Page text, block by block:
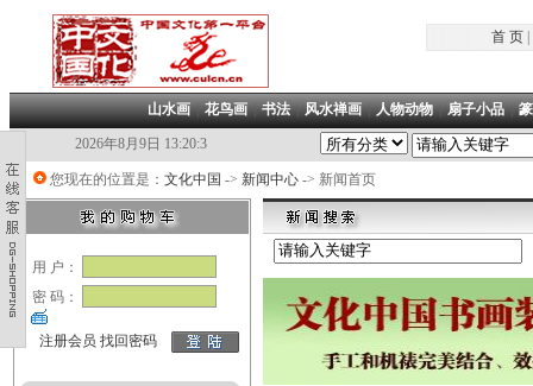
首 页|
山水画|花鸟画|书法|风水禅画|人物动物|扇子小品|
2026年8月9日 13:20:3
您现在的位置是： 文化中国 -> 新闻中心 -> 新闻首页
用 户：
密 码：
注册会员 找回密码